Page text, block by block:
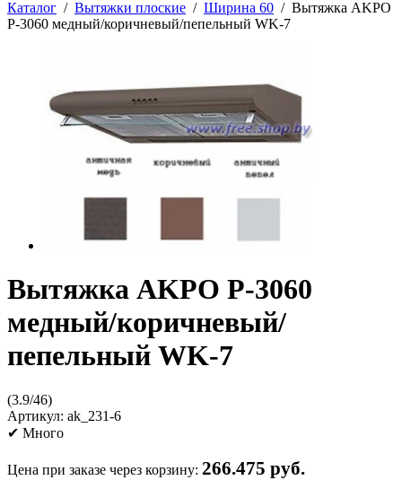
Каталог / Вытяжки плоские / Ширина 60 / Вытяжка AKPO
P-3060 медный/коричневый/пепельный WK-7
Вытяжка AKPO P-3060
медный/коричневый/
пепельный WK-7
(3.9/46)
Артикул: ak_231-6
✔ Много
Цена при заказе через корзину: 266.475 руб.